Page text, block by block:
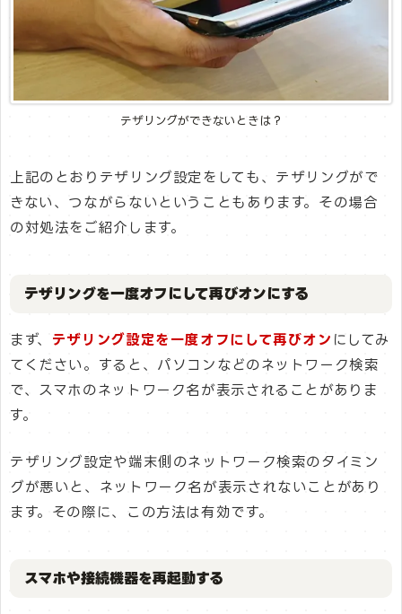
テザリングができないときは？
上記のとおりテザリング設定をしても、テザリングがで
きない、つながらないということもあります。その場合
の対処法をご紹介します。
テザリングを一度オフにして再びオンにする
まず、 テザリング設定を一度オフにして再びオン にしてみ
てください。すると、パソコンなどのネットワーク検索
で、スマホのネットワーク名が表示されることがありま
す。
テザリング設定や端末側のネットワーク検索のタイミン
グが悪いと、ネットワーク名が表示されないことがあり
ます。その際に、この方法は有効です。
スマホや接続機器を再起動する